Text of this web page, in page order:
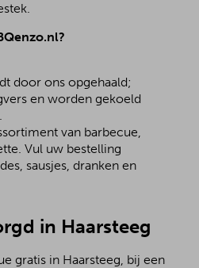
door ons opgehaald;
en worden gekoeld
van barbecue,
Vul uw bestelling
sausjes, dranken en
in Haarsteeg
gratis in Haarsteeg, bij een